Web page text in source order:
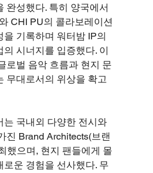
완성했다. 특히 양국에서
CHI PU의 콜라보레이션
을 기록하며 워터밤 IP의
시너지를 입증했다. 이
로벌 음악 흐름과 현지 문
무대로서의 위상을 확고
는 국내외 다양한 전시와
진 Brand Architects(브랜
했으며, 현지 팬들에게 몰
로운 경험을 선사했다. 무